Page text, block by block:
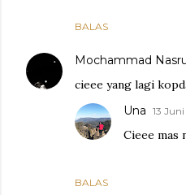
BALAS
Mochammad
cieee yang lagi
BALAS
Una 13
Cieee mas